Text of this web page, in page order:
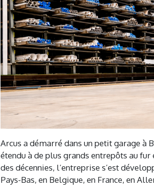
Arcus a démarré dans un petit garage à
étendu à de plus grands entrepôts au
des décennies, l’entreprise s’est
Pays-Bas, en Belgique, en France, en